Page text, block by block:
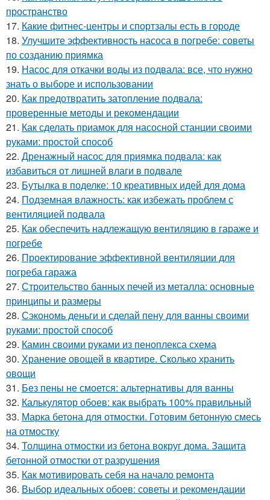
пространство
17. Какие фитнес-центры и спортзалы есть в городе
18. Улучшите эффективность насоса в погребе: советы
по созданию приямка
19. Насос для откачки воды из подвала: все, что нужно
знать о выборе и использовании
20. Как предотвратить затопление подвала:
проверенные методы и рекомендации
21. Как сделать приамок для насосной станции своими
руками: простой способ
22. Дренажный насос для приямка подвала: как
избавиться от лишней влаги в подвале
23. Бутылка в поделке: 10 креативных идей для дома
24. Подземная влажность: как избежать проблем с
вентиляцией подвала
25. Как обеспечить надлежащую вентиляцию в гараже и
погребе
26. Проектирование эффективной вентиляции для
погреба гаража
27. Строительство банных печей из металла: основные
принципы и размеры
28. Сэкономь деньги и сделай пену для ванны своими
руками: простой способ
29. Камин своими руками из пеноплекса схема
30. Хранение овощей в квартире. Сколько хранить
овощи
31. Без пены не смоется: альтернативы для ванны
32. Калькулятор обоев: как выбрать 100% правильный
33. Марка бетона для отмостки. Готовим бетонную смесь
на отмостку
34. Толщина отмостки из бетона вокруг дома. Защита
бетонной отмостки от разрушения
35. Как мотивировать себя на начало ремонта
36. Выбор идеальных обоев: советы и рекомендации